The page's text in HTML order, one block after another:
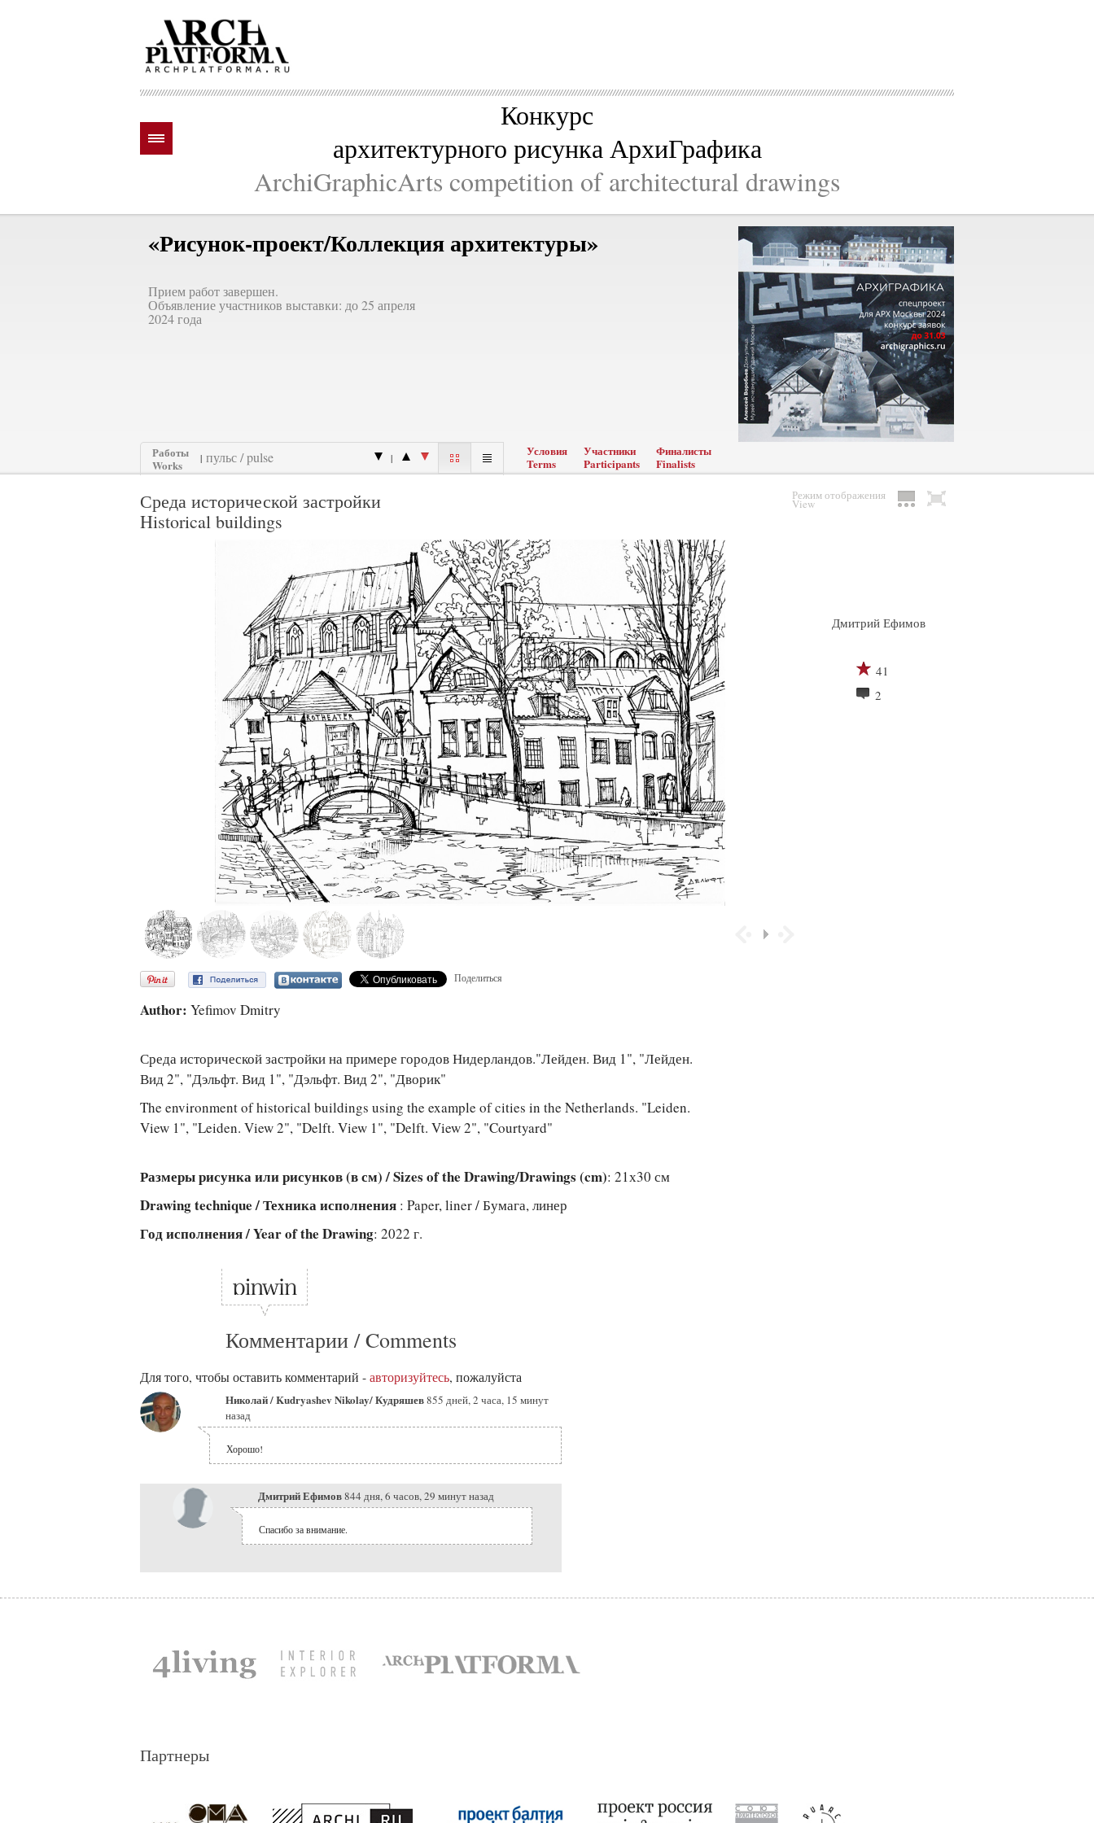
Конкурс
архитектурного рисунка АрхиГрафика
ArchiGraphicArts competition of architectural drawings
«Рисунок-проект/Коллекция архитектуры»
Прием работ завершен.
Объявление участников выставки: до 25 апреля
2024 года
Работы
Works
| |
Условия
Terms
Участники
Participants
Финалисты
Finalists
Среда исторической застройки
Historical buildings
Режим отображения
View
Дмитрий Ефимов
41
2
Поделиться
Author: Yefimov Dmitry
Среда исторической застройки на примере городов Нидерландов."Лейден. Вид 1", "Лейден.
Вид 2", "Дэльфт. Вид 1", "Дэльфт. Вид 2", "Дворик"
The environment of historical buildings using the example of cities in the Netherlands. "Leiden.
View 1", "Leiden. View 2", "Delft. View 1", "Delft. View 2", "Courtyard"
Размеры рисунка или рисунков (в см) / Sizes of the Drawing/Drawings (cm): 21х30 см
Drawing technique / Техника исполнения : Paper, liner / Бумага, линер
Год исполнения / Year of the Drawing: 2022 г.
Комментарии / Comments
Для того, чтобы оставить комментарий - авторизуйтесь, пожалуйста
Николай / Kudryashev Nikolay/ Кудряшев855 дней, 2 часа, 15 минут
назад
Хорошо!
Дмитрий Ефимов844 дня, 6 часов, 29 минут назад
Спасибо за внимание.
Партнеры